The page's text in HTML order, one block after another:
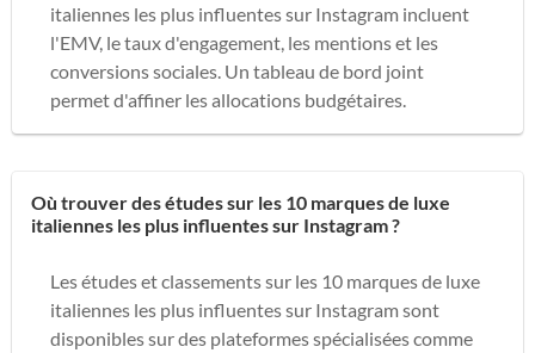
italiennes les plus influentes sur Instagram incluent
l'EMV, le taux d'engagement, les mentions et les
conversions sociales. Un tableau de bord joint
permet d'affiner les allocations budgétaires.
Où trouver des études sur les 10 marques de luxe
italiennes les plus influentes sur Instagram ?
Les études et classements sur les 10 marques de luxe
italiennes les plus influentes sur Instagram sont
disponibles sur des plateformes spécialisées comme